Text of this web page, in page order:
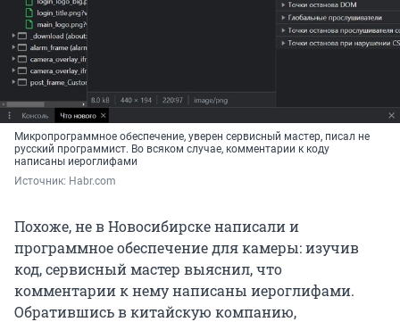
Микропрограммное обеспечение, уверен сервисный мастер, писал не
русский программист. Во всяком случае, комментарии к коду
написаны иероглифами
Источник: Habr.com
Похоже, не в Новосибирске написали и
программное обеспечение для камеры: изучив
код, сервисный мастер выяснил, что
комментарии к нему написаны иероглифами.
Обратившись в китайскую компанию,